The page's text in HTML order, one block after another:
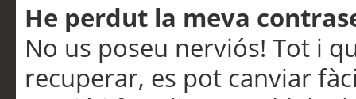
He perdut la meva
No us poseu nerviós! Tot i
recuperar, es pot canviar